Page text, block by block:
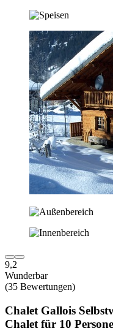
9,2
Wunderbar
(35 Bewertungen)
Chalet Gallois
Chalet für 10